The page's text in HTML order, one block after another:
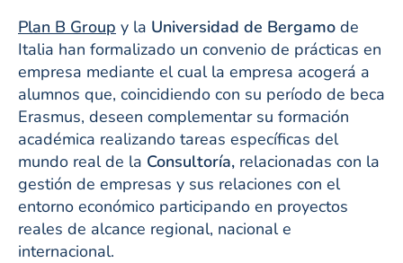
Plan B Group y la Universidad de Bergamo de
Italia han formalizado un convenio de prácticas en
empresa mediante el cual la empresa acogerá a
alumnos que, coincidiendo con su período de beca
Erasmus, deseen complementar su formación
académica realizando tareas específicas del
mundo real de la Consultoría, relacionadas con la
gestión de empresas y sus relaciones con el
entorno económico participando en proyectos
reales de alcance regional, nacional e
internacional.